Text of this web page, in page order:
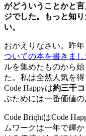
がどういうことかと
ジでした。もっと知
い。
おかえりなさい。昨年
ついての本を書きまし
ルを集めたものから
た。私は全然人気を
Code Happyは約三千
ぶためには一番価値
Code BrightはCode
ムワークは一年で輝